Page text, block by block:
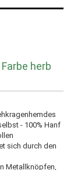
herb
- 100% Hanf
sich durch den
Metallknöpfen,